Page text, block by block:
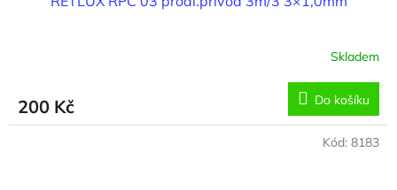
Skladem
200 Kč Do košíku
Kód: 8183